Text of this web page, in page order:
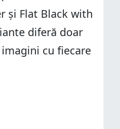
și Flat Black with
diferă doar
cu fiecare